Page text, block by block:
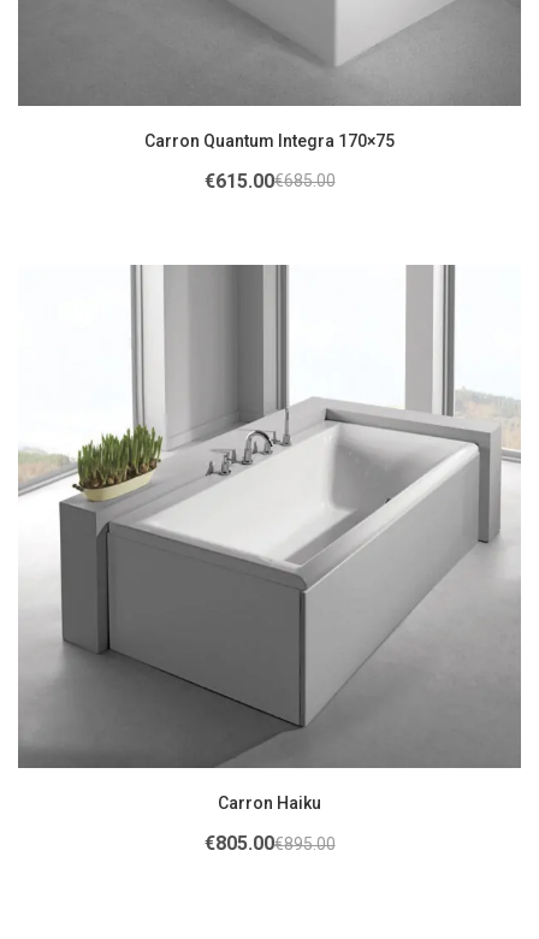
Carron Quantum Integra 170×75
€685.00
€615.00
Carron Haiku
€895.00
€805.00